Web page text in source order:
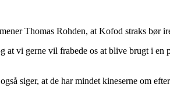
Thomas Rohden, at Kofod straks bør
vi gerne vil frabede os at blive brugt i en
siger, at de har mindet kineserne om